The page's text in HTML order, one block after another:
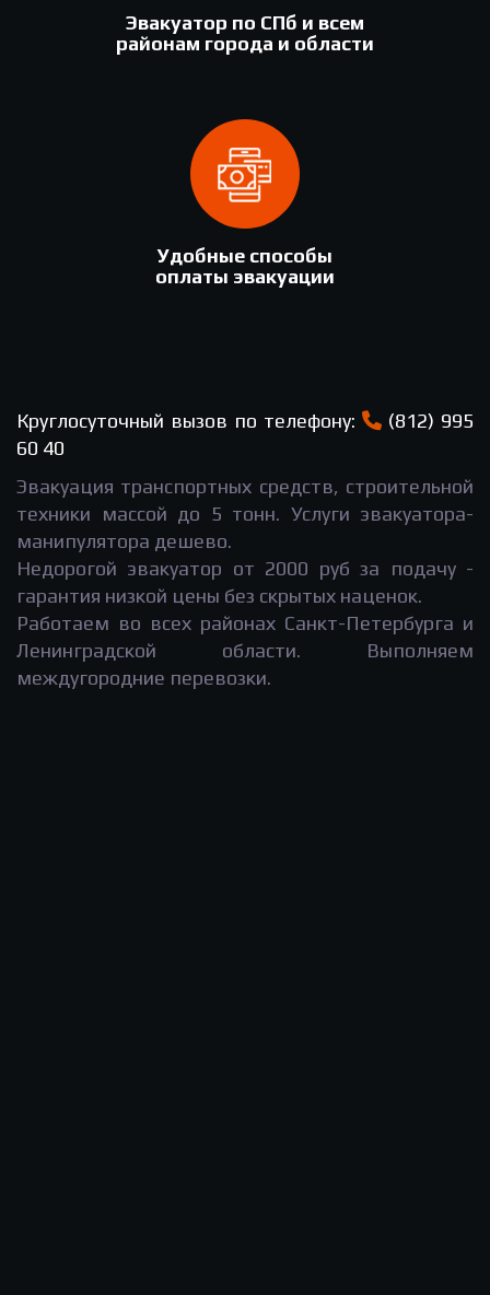
Эвакуатор по СПб и всем
районам города и области
Удобные способы
оплаты эвакуации
Круглосуточный вызов по телефону:
(812) 995
60 40
Эвакуация транспортных средств, строительной
техники массой до 5 тонн. Услуги эвакуатора-
манипулятора дешево.
Недорогой эвакуатор от 2000 руб за подачу -
гарантия низкой цены без скрытых наценок.
Работаем во всех районах Санкт-Петербурга и
Ленинградской области. Выполняем
междугородние перевозки.